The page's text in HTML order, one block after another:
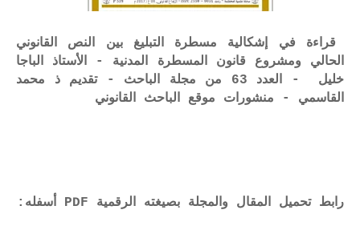
قراءة في إشكالية مسطرة التبليغ بين النص القانوني
الحالي ومشروع قانون المسطرة المدنية - الأستاذ الباجا
خليل - العدد 63 من مجلة الباحث - تقديم ذ محمد
القاسمي - منشورات موقع الباحث القانوني
رابط تحميل المقال والمجلة بصيغته الرقمية PDF أسفله: